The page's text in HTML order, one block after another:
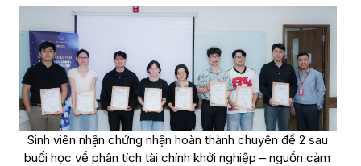
Sinh viên nhận chứng nhận hoàn thành chuyên đề 2 sau
buổi học về phân tích tài chính khởi nghiệp – nguồn cảm